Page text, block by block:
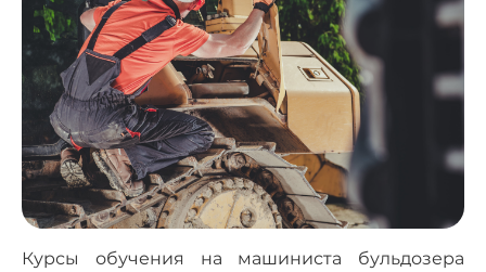
Курсы обучения на машиниста бульдозера